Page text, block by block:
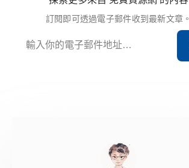
訂閱即可透過電子郵件收到最新文章。